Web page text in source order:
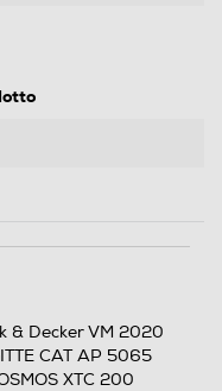
& Decker VM 2020
CAT AP 5065
XTC 200